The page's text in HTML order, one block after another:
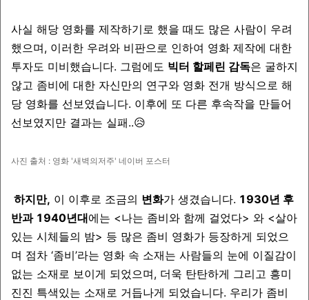
사실 해당 영화를 제작하기로 했을 때도 많은 사람이 우려
했으며, 이러한 우려와 비판으로 인하여 영화 제작에 대한
투자도 미비했습니다. 그럼에도 빅터 할페린 감독은 굴하지
않고 좀비에 대한 자신만의 연구와 영화 전개 방식으로 해
당 영화를 선보였습니다. 이후에 또 다른 후속작을 만들어
선보였지만 결과는 실패..😥
사진 출처 : 영화 '새벽의저주' 네이버 포스터
하지만, 이 이후로 조금의 변화가 생겼습니다. 1930년 후
반과 1940년대에는 <나는 좀비와 함께 걸었다> 와 <살아
있는 시체들의 밤> 등 많은 좀비 영화가 등장하게 되었으
며 점차 ‘좀비’라는 영화 속 소재는 사람들의 눈에 이질감이
없는 소재로 보이게 되었으며, 더욱 탄탄하게 그리고 흥미
진진 특색있는 소재로 거듭나게 되었습니다. 우리가 좀비